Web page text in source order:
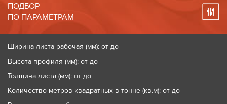
ПОДБОР
ПО ПАРАМЕТРАМ
Ширина листа рабочая (мм): от до
Высота профиля (мм): от до
Толщина листа (мм): от до
Количество метров квадратных в тонне (кв.м): от до